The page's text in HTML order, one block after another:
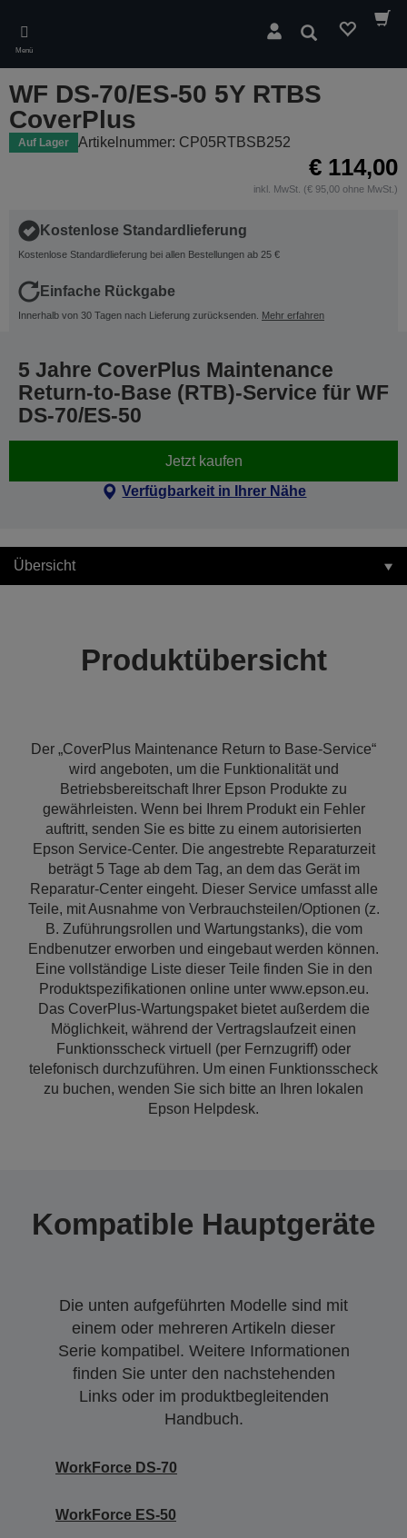
main
content
Menü
Suchen
WF DS-70/ES-50 5Y RTBS
CoverPlus
Auf Lager Artikelnummer: CP05RTBSB252
€ 114,00
inkl. MwSt. (€ 95,00 ohne MwSt.)
Kostenlose Standardlieferung
Kostenlose Standardlieferung bei allen Bestellungen ab 25 €
Einfache Rückgabe
Innerhalb von 30 Tagen nach Lieferung zurücksenden. Mehr erfahren
5 Jahre CoverPlus Maintenance
Return-to-Base (RTB)-Service für WF
DS-70/ES-50
Jetzt kaufen
Verfügbarkeit in Ihrer Nähe
Übersicht
Produktübersicht
Der „CoverPlus Maintenance Return to Base-Service“
wird angeboten, um die Funktionalität und
Betriebsbereitschaft Ihrer Epson Produkte zu
gewährleisten. Wenn bei Ihrem Produkt ein Fehler
auftritt, senden Sie es bitte zu einem autorisierten
Epson Service-Center. Die angestrebte Reparaturzeit
beträgt 5 Tage ab dem Tag, an dem das Gerät im
Reparatur-Center eingeht. Dieser Service umfasst alle
Teile, mit Ausnahme von Verbrauchsteilen/Optionen (z.
B. Zuführungsrollen und Wartungstanks), die vom
Endbenutzer erworben und eingebaut werden können.
Eine vollständige Liste dieser Teile finden Sie in den
Produktspezifikationen online unter www.epson.eu.
Das CoverPlus-Wartungspaket bietet außerdem die
Möglichkeit, während der Vertragslaufzeit einen
Funktionsscheck virtuell (per Fernzugriff) oder
telefonisch durchzuführen. Um einen Funktionsscheck
zu buchen, wenden Sie sich bitte an Ihren lokalen
Epson Helpdesk.
Kompatible Hauptgeräte
Die unten aufgeführten Modelle sind mit
einem oder mehreren Artikeln dieser
Serie kompatibel. Weitere Informationen
finden Sie unter den nachstehenden
Links oder im produktbegleitenden
Handbuch.
WorkForce DS-70
WorkForce ES-50